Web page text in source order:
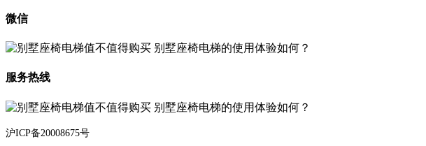
微信
服务热线
沪ICP备20008675号